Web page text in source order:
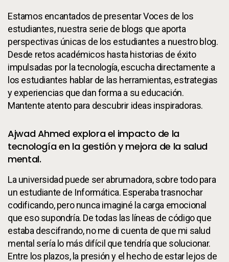
Estamos encantados de presentar Voces de los
estudiantes, nuestra serie de blogs que aporta
perspectivas únicas de los estudiantes a nuestro blog.
Desde retos académicos hasta historias de éxito
impulsadas por la tecnología, escucha directamente a
los estudiantes hablar de las herramientas, estrategias
y experiencias que dan forma a su educación.
Mantente atento para descubrir ideas inspiradoras.
Ajwad Ahmed explora el impacto de la
tecnología en la gestión y mejora de la salud
mental.
La universidad puede ser abrumadora, sobre todo para
un estudiante de Informática. Esperaba trasnochar
codificando, pero nunca imaginé la carga emocional
que eso supondría. De todas las líneas de código que
estaba descifrando, no me di cuenta de que mi salud
mental sería lo más difícil que tendría que solucionar.
Entre los plazos, la presión y el hecho de estar lejos de